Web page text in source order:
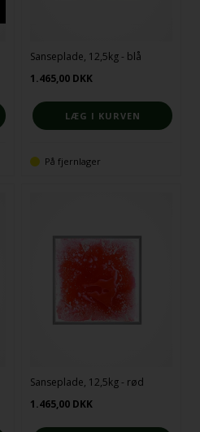
Sanseplade, 12,5kg - blå
1.465,00 DKK
På fjernlager
Sanseplade, 12,5kg - rød
1.465,00 DKK